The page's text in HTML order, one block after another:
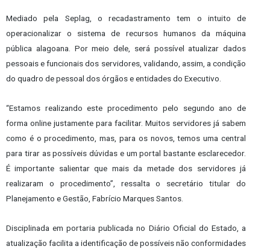
Mediado pela Seplag, o recadastramento tem o intuito de
operacionalizar o sistema de recursos humanos da máquina
pública alagoana. Por meio dele, será possível atualizar dados
pessoais e funcionais dos servidores, validando, assim, a condição
do quadro de pessoal dos órgãos e entidades do Executivo.
“Estamos realizando este procedimento pelo segundo ano de
forma online justamente para facilitar. Muitos servidores já sabem
como é o procedimento, mas, para os novos, temos uma central
para tirar as possíveis dúvidas e um portal bastante esclarecedor.
É importante salientar que mais da metade dos servidores já
realizaram o procedimento”, ressalta o secretário titular do
Planejamento e Gestão, Fabrício Marques Santos.
Disciplinada em portaria publicada no Diário Oficial do Estado, a
atualização facilita a identificação de possíveis não conformidades